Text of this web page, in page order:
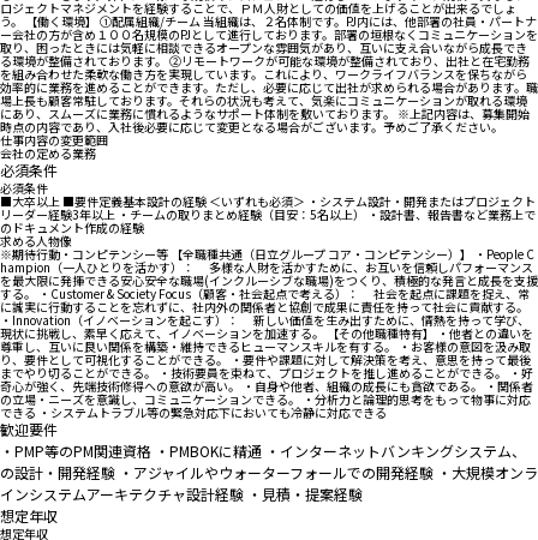
ロジェクトマネジメントを経験することで、ＰＭ人財としての価値を上げることが出来るでしょ
う。 【働く環境】 ①配属組織/チーム 当組織は、２名体制です。PJ内には、他部署の社員・パートナ
ー会社の方が含め１００名規模のPJとして進行しております。部署の垣根なくコミュニケーションを
取り、困ったときには気軽に相談できるオープンな雰囲気があり、互いに支え合いながら成長でき
る環境が整備されております。 ②リモートワークが可能な環境が整備されており、出社と在宅勤務
を組み合わせた柔軟な働き方を実現しています。これにより、ワークライフバランスを保ちながら
効率的に業務を進めることができます。ただし、必要に応じて出社が求められる場合があります。職
場上長も顧客常駐しております。それらの状況も考えて、気楽にコミュニケーションが取れる環境
にあり、スムーズに業務に慣れるようなサポート体制を敷いております。 ※上記内容は、募集開始
時点の内容であり、入社後必要に応じて変更となる場合がございます。予めご了承ください。
仕事内容の変更範囲
会社の定める業務
必須条件
必須条件
■大卒以上 ■要件定義基本設計の経験 ＜いずれも必須＞ ・システム設計・開発またはプロジェクト
リーダー経験3年以上 ・チームの取りまとめ経験（目安：5名以上） ・設計書、報告書など業務上で
のドキュメント作成の経験
求める人物像
※期待行動・コンピテンシー等 【全職種共通（日立グループ コア・コンピテンシー）】 ・People C
hampion（一人ひとりを活かす）： 多様な人財を活かすために、お互いを信頼しパフォーマンス
を最大限に発揮できる安心安全な職場(インクルーシブな職場)をつくり、積極的な発言と成長を支援
する。 ・Customer & Society Focus（顧客・社会起点で考える）： 社会を起点に課題を捉え、常
に誠実に行動することを忘れずに、社内外の関係者と協創で成果に責任を持って社会に貢献する。
・Innovation（イノベーションを起こす）： 新しい価値を生み出すために、情熱を持って学び、
現状に挑戦し、素早く応えて、イノベーションを加速する。 【その他職種特有】 ・他者との違いを
尊重し、互いに良い関係を構築・維持できるヒューマンスキルを有する。 ・お客様の意図を汲み取
り、要件として可視化することができる。 ・要件や課題に対して解決策を考え、意思を持って最後
までやり切ることができる。 ・技術要員を束ねて、プロジェクトを推し進めることができる。 ・好
奇心が強く、先端技術修得への意欲が高い。 ・自身や他者、組織の成長にも貪欲である。 ・関係者
の立場・ニーズを意識し、コミュニケーションできる。 ・分析力と論理的思考をもって物事に対応
できる ・システムトラブル等の緊急対応下においても冷静に対応できる
歓迎要件
・PMP等のPM関連資格 ・PMBOKに精通 ・インターネットバンキングシステム、
の設計・開発経験 ・アジャイルやウォーターフォールでの開発経験 ・大規模オンラ
インシステムアーキテクチャ設計経験 ・見積・提案経験
想定年収
想定年収